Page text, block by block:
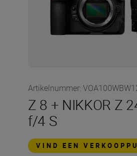
Artikelnummer:
Z 8 + NIKKOR Z
f/4 S
VIND EEN